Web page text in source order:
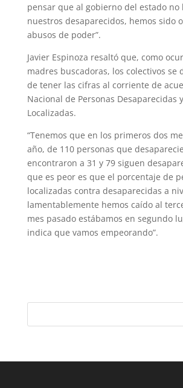
pensar que al gobierno del estado no
nuestros desaparecidos, hemos sido
abusos de poder”.
Javier Espinoza resaltó que, como
madres buscadoras, los colectivos se
de tener las cifras al corriente de
Nacional de Personas Desaparecidas
Localizadas.
“Tenemos que en los primeros dos
año, de 110 personas que
encontraron a 31 y 79 siguen
que es peor es que el porcentaje de
localizadas contra desaparecidas a
lamentablemente hemos caído al
mes pasado estábamos en segundo
indica que vamos empeorando”.